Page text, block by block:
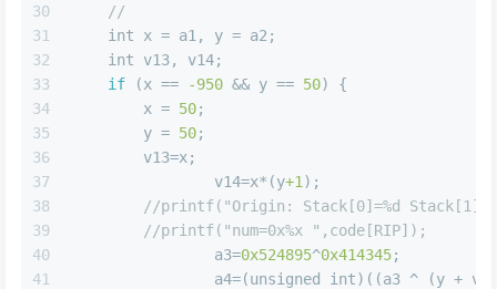
30
31
32
33
34
35
36
37
38
39
40
41
//
int x = a1, y = a2;
int v13, v14;
if (x == -950 && y == 50) {
        x =
50;
        y =
50;
        v13=x;
		v14=x*(y
+1 );
//printf("Origin: Stack[0]=%d
//printf("num=0x%x ",code[RIP]);
		a3=
0x524895^0x414345;
		a4=(
unsigned int)((a3 ^ (y +